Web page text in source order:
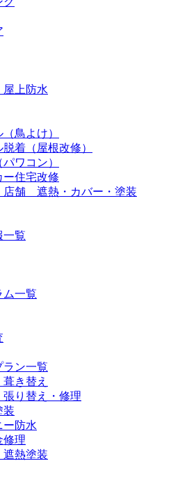
屋上防水
鳥よけ）
着（屋根改修）
ワコン）
ー住宅改修
店舗 遮熱・カバー・塗装
一覧
ム一覧
ラン一覧
き替え
り替え・修理
装
ー防水
修理
遮熱塗装